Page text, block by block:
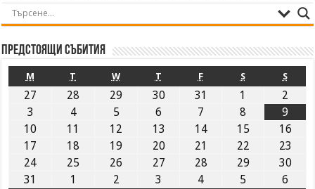
Предстоящи събития
M T W T F S S
27 28 29 30 31 1
2
3
4 5 6 7 8
9
10
11 12 13 14 15
16
17
18 19 20 21 22
23
24
25 26 27 28 29
30
31
1 2 3 4 5 6